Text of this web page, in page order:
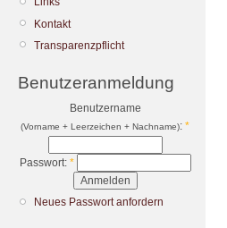
Kontakt
Transparenzpflicht
Benutzeranmeldung
Benutzername
(Vorname + Leerzeichen + Nachname): *
Passwort: *
Neues Passwort anfordern